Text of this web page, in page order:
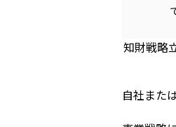
知財戦略
自社また